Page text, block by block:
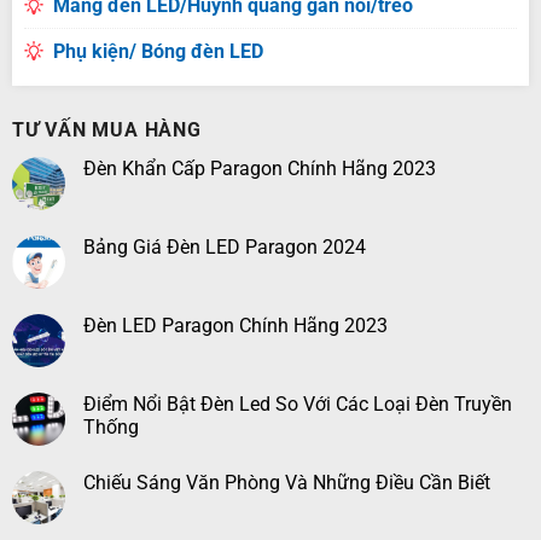
Máng đèn LED/Huỳnh quang gắn nổi/treo
Phụ kiện/ Bóng đèn LED
TƯ VẤN MUA HÀNG
Đèn Khẩn Cấp Paragon Chính Hãng 2023
Bảng Giá Đèn LED Paragon 2024
Đèn LED Paragon Chính Hãng 2023
Điểm Nổi Bật Đèn Led So Với Các Loại Đèn Truyền
Thống
Chiếu Sáng Văn Phòng Và Những Điều Cần Biết